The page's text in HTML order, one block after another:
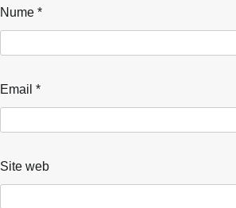
Nume *
Email *
Site web